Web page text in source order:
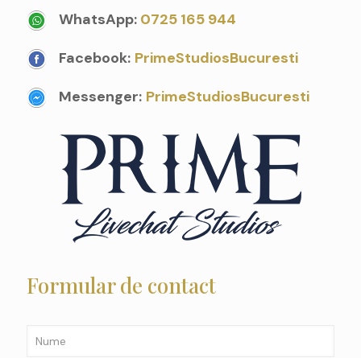
WhatsApp: 0725 165 944
Facebook: PrimeStudiosBucuresti
Messenger: PrimeStudiosBucuresti
Formular de contact